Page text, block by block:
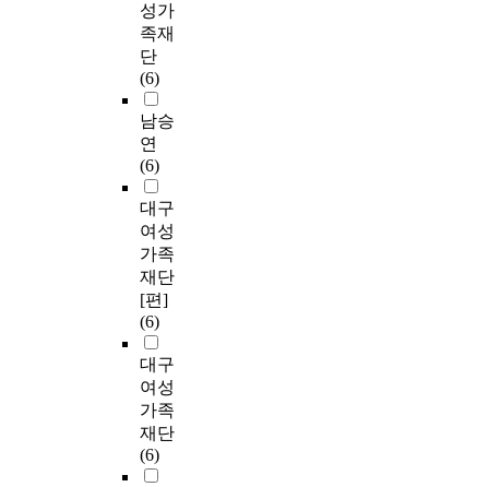
성가
족재
단
(6)
남승
연
(6)
대구
여성
가족
재단
[편]
(6)
대구
여성
가족
재단
(6)